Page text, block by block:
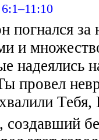
6:1–11:10
погнался
и
надеялись
провел